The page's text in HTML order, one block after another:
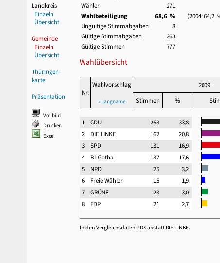
Landkreis
Einzeln
Übersicht
Gemeinde
Einzeln
Übersicht
Thüringen-
karte
Präsentation
Vollbild
Drucken
Excel
Wähler
271
Wahlbeteiligung
68,6 %
(2004: 64,2
Ungültige Stimmabgaben
8
Gültige Stimmabgaben
263
Gültige Stimmen
777
Wahlübersicht
Nr.
Wahlvorschlag
» Langname
2009
Stimmen
%
1 CDU 263 33,8
2 DIE LINKE 162 20,8
3 SPD 131 16,9
4 BI-Gotha 137 17,6
5 NPD 25 3,2
6 Freie Wähler 15 1,9
7 GRÜNE 23 3,0
8 FDP 21 2,7
In den Vergleichsdaten PDS anstatt DIE LINKE.